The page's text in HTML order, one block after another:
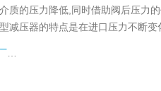
质的压力降低,同时借助阀后压力
减压器的特点是在进口压力不断